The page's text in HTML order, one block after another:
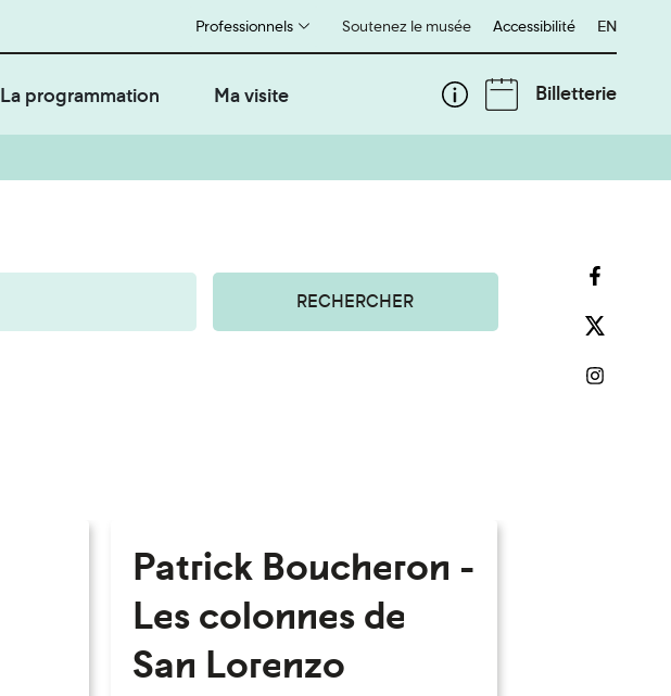
Soutenez le musée
Professionnels Accessibilité English
EN
La programmation Ma visite Billetterie
RECHERCHER
Patrick Boucheron -
Les colonnes de
San Lorenzo